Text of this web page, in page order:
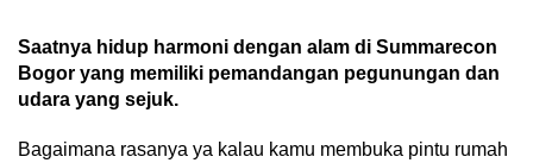
Saatnya hidup harmoni dengan alam di Summarecon
Bogor yang memiliki pemandangan pegunungan dan
udara yang sejuk.
Bagaimana rasanya ya kalau kamu membuka pintu rumah